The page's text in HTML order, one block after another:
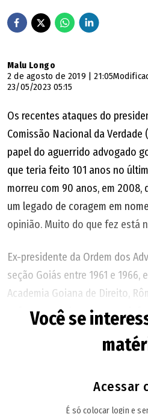
Malu Longo
2 de agosto de 2019 | 21:05
23/05/2023 05:15
Os recentes ataques do
Comissão Nacional da Verdade
papel do aguerrido advogado
que teria feito 101 anos no
morreu com 90 anos, em
um legado de coragem em
opinião. Muito do que fez está
Ex-presidente da Ordem dos
seção Goiás entre 1961 e 1966,
Academia Goiana de Direito,
esforços nem bravura para
profissionais liberais que se
militar em mais de duas
Você se
Acessar
É só colocar login e